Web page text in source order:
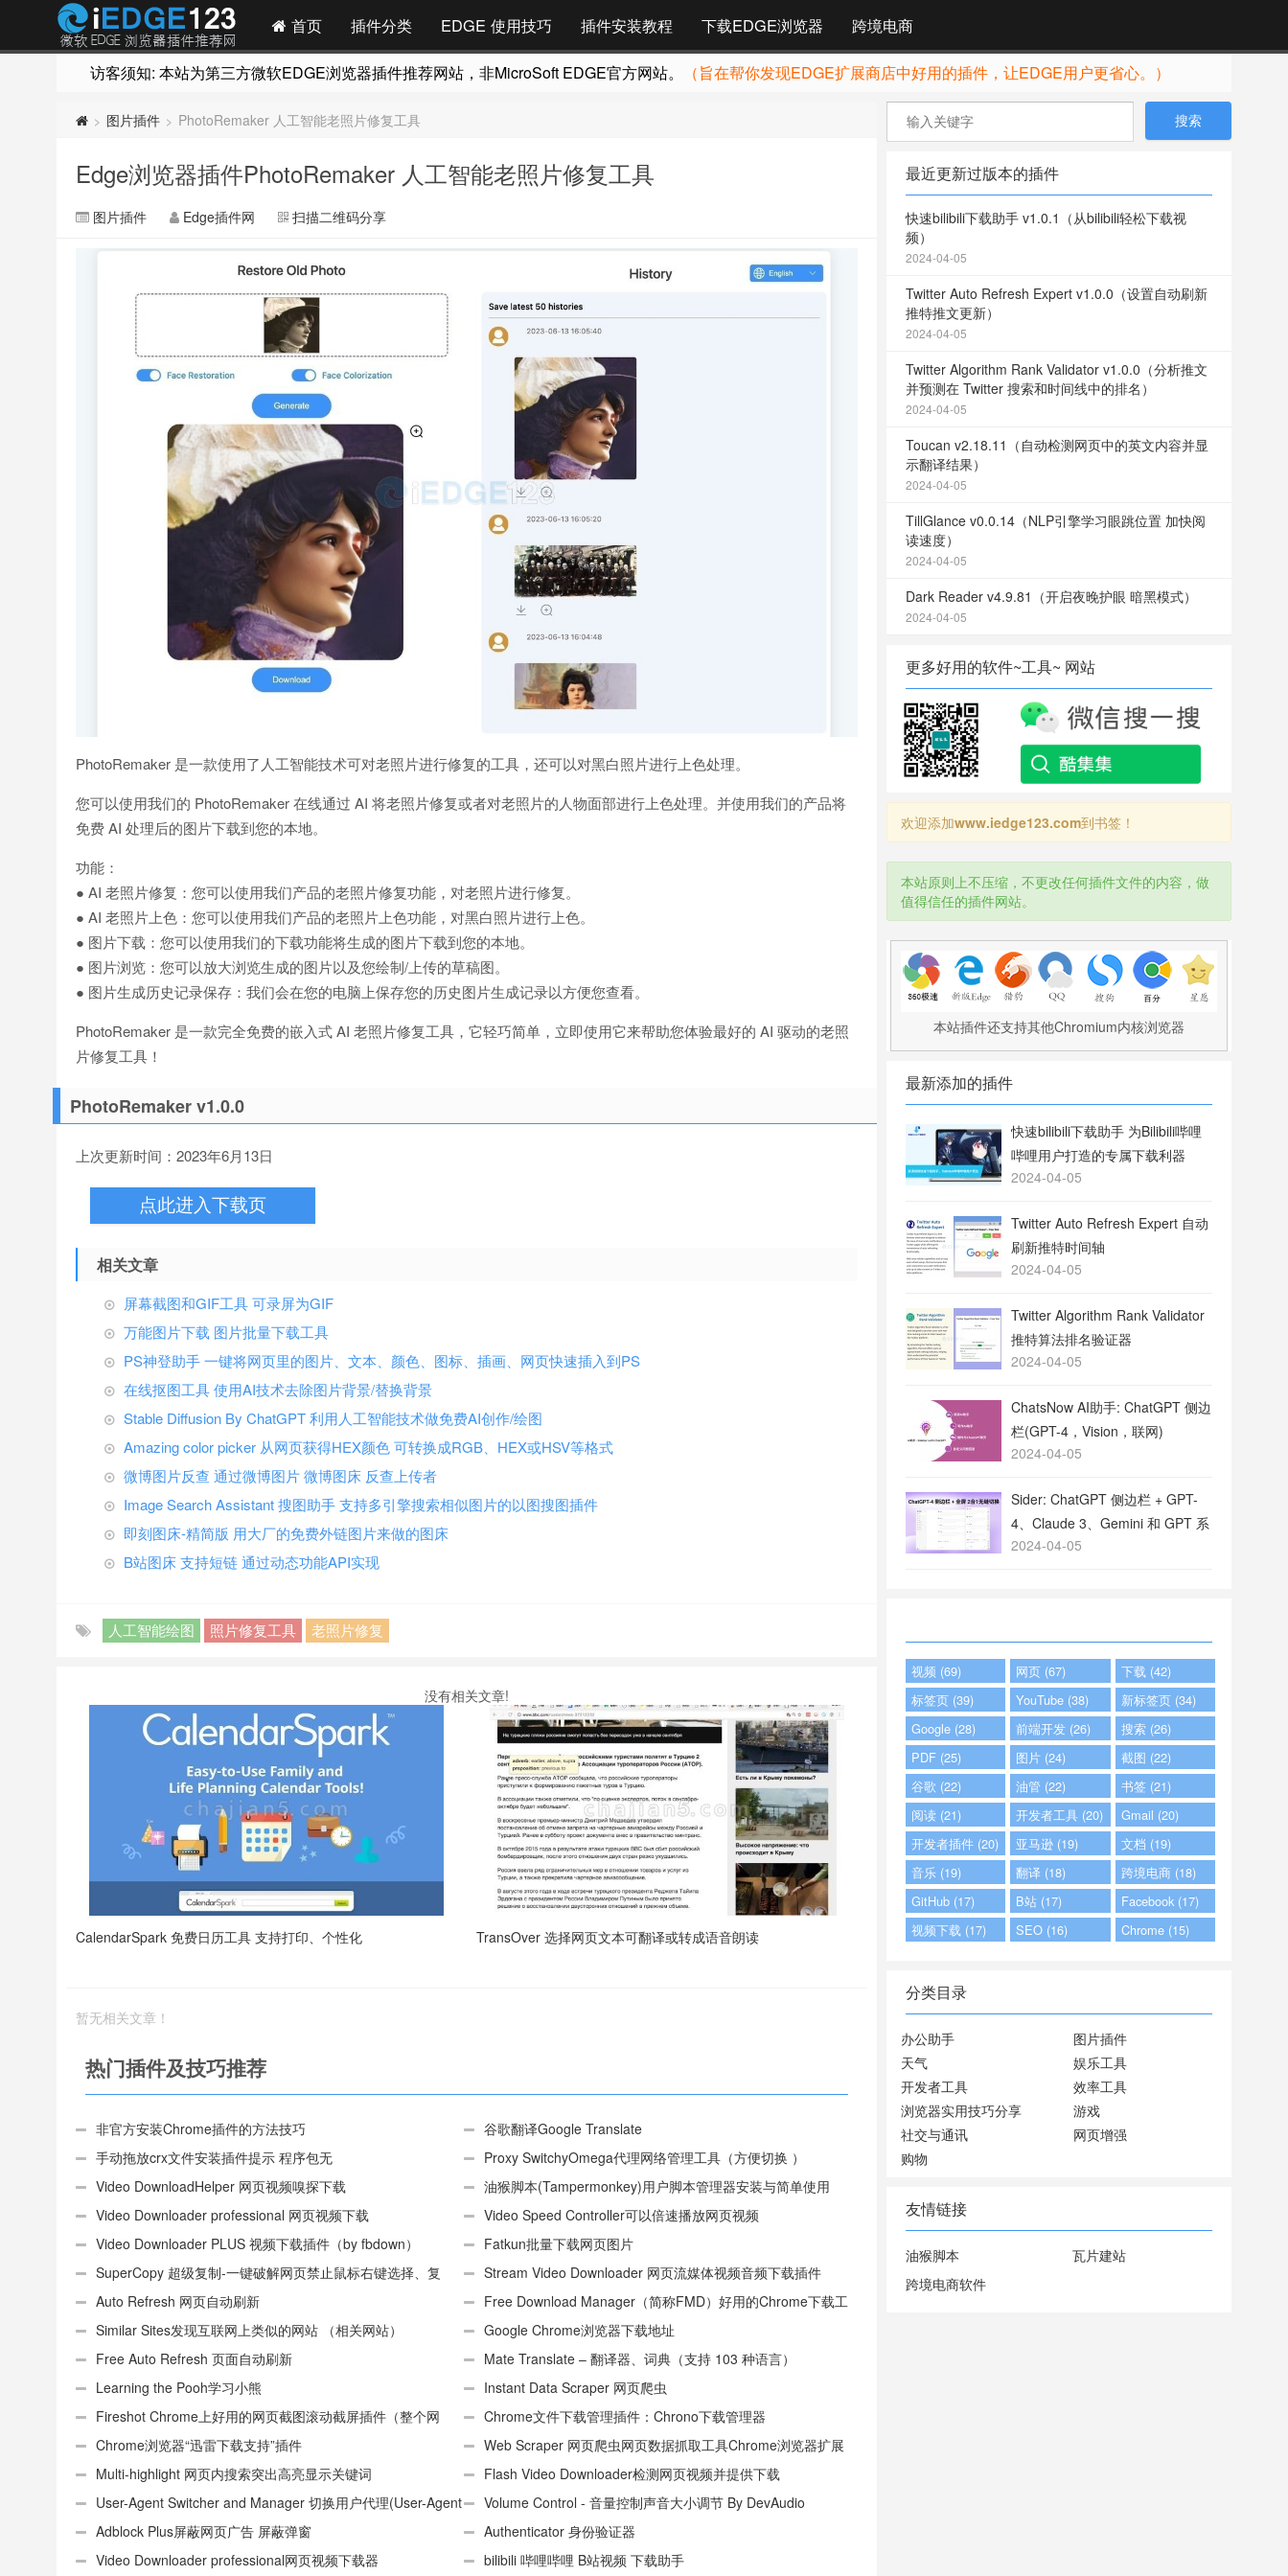
首页 插件分类 EDGE 使用技巧 插件安装教程 下载EDGE浏览器 跨境电商
访客须知: 本站为第三方微软EDGE浏览器插件推荐网站，非MicroSoft EDGE官方网站。 （旨在帮你发现EDGE扩展商店中好用的插件，让EDGE用户更省心。）
> 图片插件 > PhotoRemaker 人工智能老照片修复工具
Edge浏览器插件PhotoRemaker 人工智能老照片修复工具
图片插件 Edge插件网 扫描二维码分享
PhotoRemaker 是一款使用了人工智能技术可对老照片进行修复的工具，还可以对黑白照片进行上色处理。
您可以使用我们的 PhotoRemaker 在线通过 AI 将老照片修复或者对老照片的人物面部进行上色处理。并使用我们的产品将
免费 AI 处理后的图片下载到您的本地。
功能：
● AI 老照片修复：您可以使用我们产品的老照片修复功能，对老照片进行修复。
● AI 老照片上色：您可以使用我们产品的老照片上色功能，对黑白照片进行上色。
● 图片下载：您可以使用我们的下载功能将生成的图片下载到您的本地。
● 图片浏览：您可以放大浏览生成的图片以及您绘制/上传的草稿图。
● 图片生成历史记录保存：我们会在您的电脑上保存您的历史图片生成记录以方便您查看。
PhotoRemaker 是一款完全免费的嵌入式 AI 老照片修复工具，它轻巧简单，立即使用它来帮助您体验最好的 AI 驱动的老照
片修复工具！
PhotoRemaker v1.0.0
上次更新时间：2023年6月13日
点此进入下载页
相关文章
屏幕截图和GIF工具 可录屏为GIF
万能图片下载 图片批量下载工具
PS神登助手 一键将网页里的图片、文本、颜色、图标、插画、网页快速插入到PS
在线抠图工具 使用AI技术去除图片背景/替换背景
Stable Diffusion By ChatGPT 利用人工智能技术做免费AI创作/绘图
Amazing color picker 从网页获得HEX颜色 可转换成RGB、HEX或HSV等格式
微博图片反查 通过微博图片 微博图床 反查上传者
Image Search Assistant 搜图助手 支持多引擎搜索相似图片的以图搜图插件
即刻图床-精简版 用大厂的免费外链图片来做的图床
B站图床 支持短链 通过动态功能API实现
人工智能绘图 照片修复工具 老照片修复
没有相关文章!
CalendarSpark 免费日历工具 支持打印、个性化 TransOver 选择网页文本可翻译或转成语音朗读
暂无相关文章！
热门插件及技巧推荐
非官方安装Chrome插件的方法技巧
谷歌翻译Google Translate
手动拖放crx文件安装插件提示 程序包无
效:“CEX_HEADER_INVALID”的解决办法
Proxy SwitchyOmega代理网络管理工具（方便切换 ）
Video DownloadHelper 网页视频嗅探下载
油猴脚本(Tampermonkey)用户脚本管理器安装与简单使用
（适用Android）
Video Downloader professional 网页视频下载
Video Speed Controller可以倍速播放网页视频
Video Downloader PLUS 视频下载插件（by fbdown）
Fatkun批量下载网页图片
SuperCopy 超级复制-一键破解网页禁止鼠标右键选择、复
制
Stream Video Downloader 网页流媒体视频音频下载插件
Auto Refresh 网页自动刷新
Free Download Manager（简称FMD）好用的Chrome下载工
具插件
Similar Sites发现互联网上类似的网站 （相关网站）
Google Chrome浏览器下载地址
Free Auto Refresh 页面自动刷新
Mate Translate – 翻译器、词典（支持 103 种语言）
Learning the Pooh学习小熊
Instant Data Scraper 网页爬虫
Fireshot Chrome上好用的网页截图滚动截屏插件（整个网
页）
Chrome文件下载管理插件：Chrono下载管理器
Chrome浏览器“迅雷下载支持”插件
Web Scraper 网页爬虫网页数据抓取工具Chrome浏览器扩展
插件
Multi-highlight 网页内搜索突出高亮显示关键词
Flash Video Downloader检测网页视频并提供下载
User-Agent Switcher and Manager 切换用户代理(User-Agent
或UA)
Volume Control - 音量控制声音大小调节 By DevAudio
Adblock Plus屏蔽网页广告 屏蔽弹窗
Authenticator 身份验证器
Video Downloader professional网页视频下载器
bilibili 哔哩哔哩 B站视频 下载助手
最近更新过版本的插件
快速bilibili下载助手 v1.0.1（从bilibili轻松下载视
频）
2024-04-05
Twitter Auto Refresh Expert v1.0.0（设置自动刷新
推特推文更新）
2024-04-05
Twitter Algorithm Rank Validator v1.0.0（分析推文
并预测在 Twitter 搜索和时间线中的排名）
2024-04-05
Toucan v2.18.11（自动检测网页中的英文内容并显
示翻译结果）
2024-04-05
TillGlance v0.0.14（NLP引擎学习眼跳位置 加快阅
读速度）
2024-04-05
Dark Reader v4.9.81（开启夜晚护眼 暗黑模式）
2024-04-05
更多好用的软件~工具~ 网站
欢迎添加www.iedge123.com到书签！
本站原则上不压缩，不更改任何插件文件的内容，做
值得信任的插件网站。
本站插件还支持其他Chromium内核浏览器
最新添加的插件
快速bilibili下载助手 为Bilibili哔哩
哔哩用户打造的专属下载利器
2024-04-05
Twitter Auto Refresh Expert 自动
刷新推特时间轴
2024-04-05
Twitter Algorithm Rank Validator
推特算法排名验证器
2024-04-05
ChatsNow AI助手: ChatGPT 侧边
栏(GPT-4，Vision，联网)
2024-04-05
Sider: ChatGPT 侧边栏 + GPT-
4、Claude 3、Gemini 和 GPT 系
列
2024-04-05
视频 (69) 网页 (67)
下载 (42)
标签页 (39)
YouTube (38)
新标签页 (34)
Google (28)
前端开发 (26)
搜索 (26)
PDF (25)
图片 (24)
截图 (22)
谷歌 (22)
油管 (22)
书签 (21)
阅读 (21)
开发者工具 (20)
Gmail (20)
开发者插件 (20)
亚马逊 (19)
文档 (19)
音乐 (19)
翻译 (18)
跨境电商 (18)
GitHub (17)
B站 (17)
Facebook (17)
视频下载 (17)
SEO (16) Chrome (15)
分类目录
办公助手
图片插件
天气
娱乐工具
开发者工具
效率工具
浏览器实用技巧分享
游戏
社交与通讯
网页增强
购物
友情链接
油猴脚本
瓦片建站
跨境电商软件